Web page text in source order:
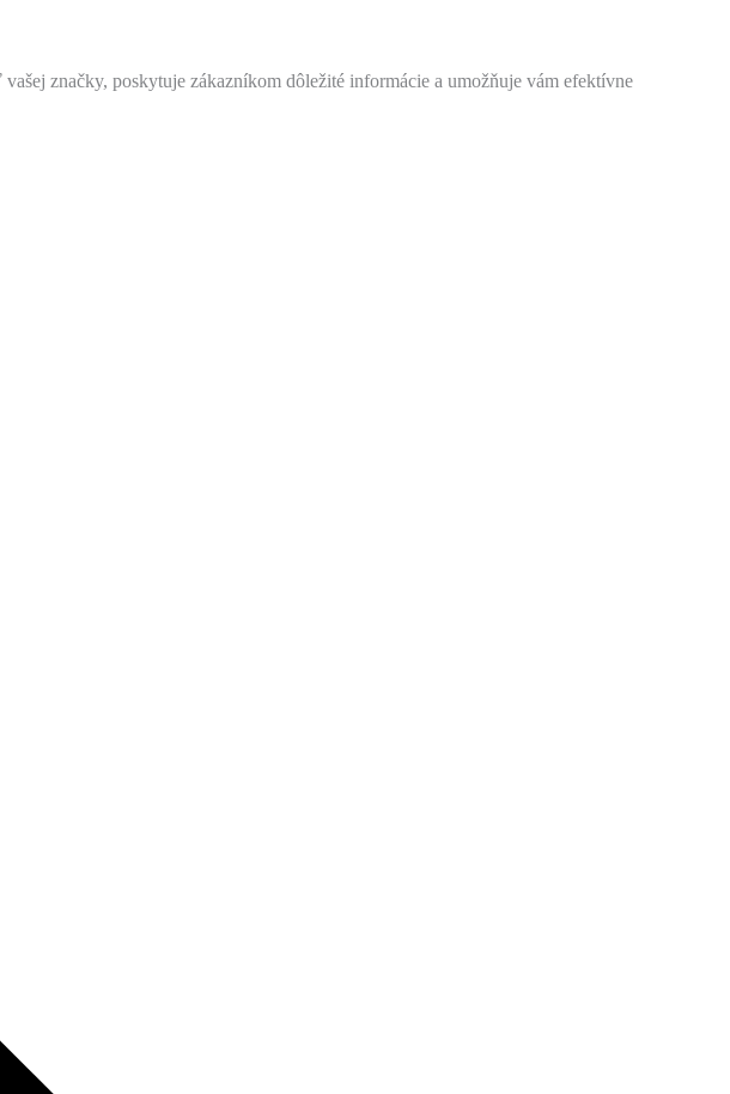
značky, poskytuje zákazníkom dôležité informácie a umožňuje vám efektívne